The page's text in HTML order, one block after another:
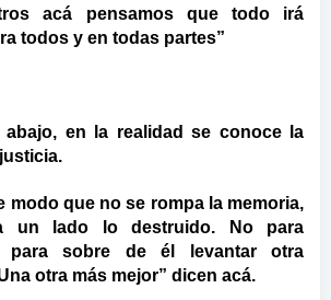
acá pensamos que todo irá
todos y en todas partes”
abajo, en la realidad se conoce la
modo que no se rompa la memoria,
un lado lo destruido. No para
para sobre de él levantar otra
otra más mejor” dicen acá.